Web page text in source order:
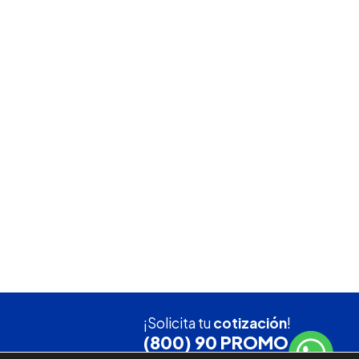
¡Solicita tucotización!
(800) 90 PROMO